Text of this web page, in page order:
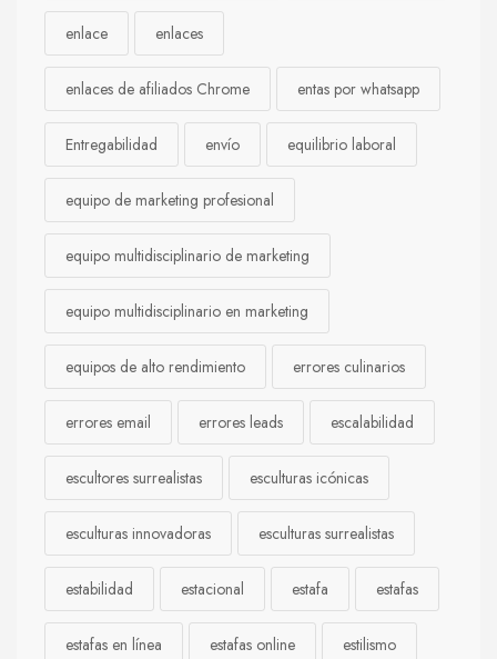
enlace enlaces
enlaces de afiliados Chrome entas por whatsapp
Entregabilidad envío equilibrio laboral
equipo de marketing profesional
equipo multidisciplinario de marketing
equipo multidisciplinario en marketing
equipos de alto rendimiento errores culinarios
errores email errores leads escalabilidad
escultores surrealistas esculturas icónicas
esculturas innovadoras esculturas surrealistas
estabilidad estacional estafa estafas
estafas en línea estafas online estilismo